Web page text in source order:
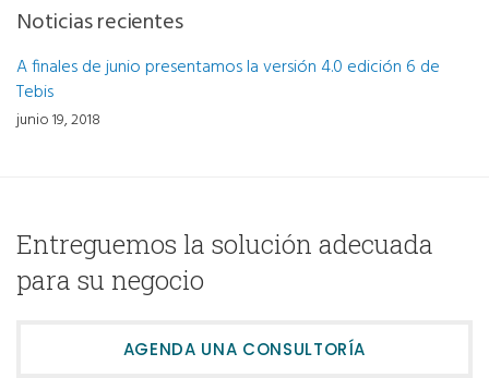
Noticias recientes
A finales de junio presentamos la versión 4.0 edición 6 de
Tebis
junio 19, 2018
Entreguemos la solución adecuada
para su negocio
AGENDA UNA CONSULTORÍA